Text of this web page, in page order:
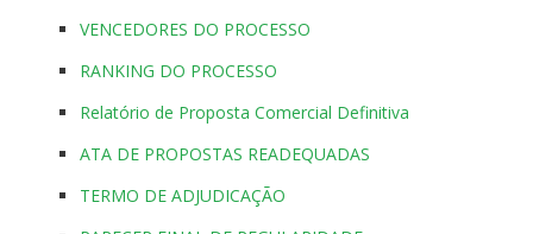
VENCEDORES DO PROCESSO
RANKING DO PROCESSO
Relatório de Proposta Comercial Definitiva
ATA DE PROPOSTAS READEQUADAS
TERMO DE ADJUDICAÇÃO